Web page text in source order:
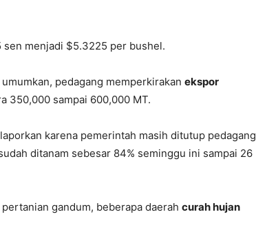
sen menjadi $5.3225 per bushel.
pedagang memperkirakan ekspor
350,000 sampai 600,000 MT.
karena pemerintah masih ditutup pedagang
ditanam sebesar 84% seminggu ini sampai 26
gandum, beberapa daerah curah hujan